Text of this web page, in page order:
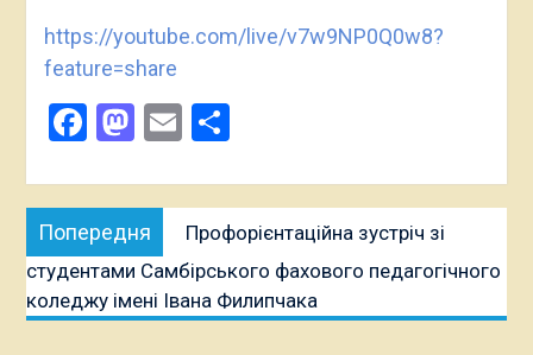
https://youtube.com/live/v7w9NP0Q0w8?
feature=share
Facebook
Mastodon
EmailПоділитися
Навігація
записів
Попередня
Попередня
публікація:
Профорієнтаційна зустріч зі
студентами Самбірського фахового педагогічного
коледжу імені Івана Филипчака